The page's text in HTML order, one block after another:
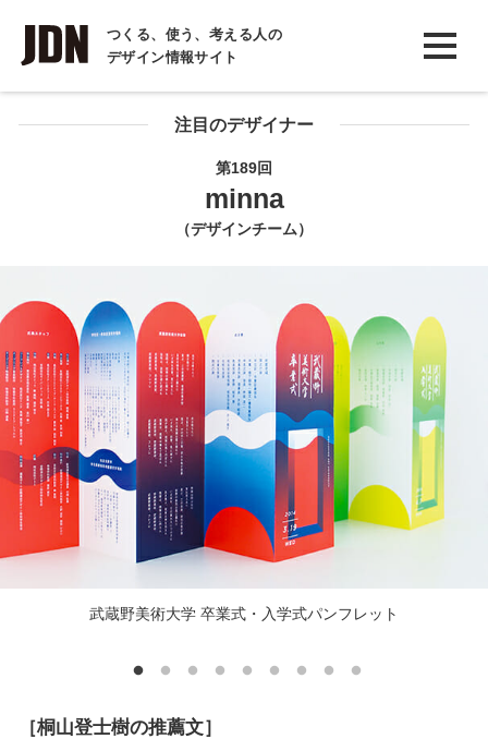
つくる、使う、考える人の
デザイン情報サイト
INTERVIEW
インタビュー
REPORT 注目のデザイナー
第189回
minna
（デザインチーム）
武蔵野美術大学 卒業式・入学式パンフレット
［桐山登士樹の推薦文］